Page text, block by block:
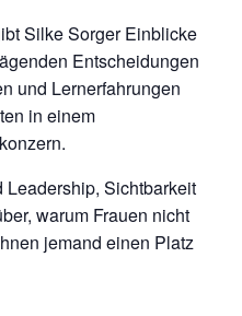
Silke Sorger Einblicke
Entscheidungen
und Lernerfahrungen
in einem
Leadership, Sichtbarkeit
warum Frauen nicht
jemand einen Platz